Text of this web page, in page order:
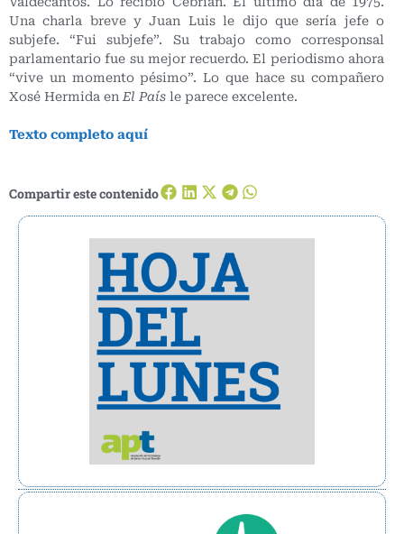
Una charla breve y Juan Luis le dijo que sería jefe o
subjefe. “Fui subjefe”. Su trabajo como corresponsal
parlamentario fue su mejor recuerdo. El periodismo ahora
“vive un momento pésimo”. Lo que hace su compañero
Xosé Hermida en El País le parece excelente.
Texto completo aquí
Compartir este contenido